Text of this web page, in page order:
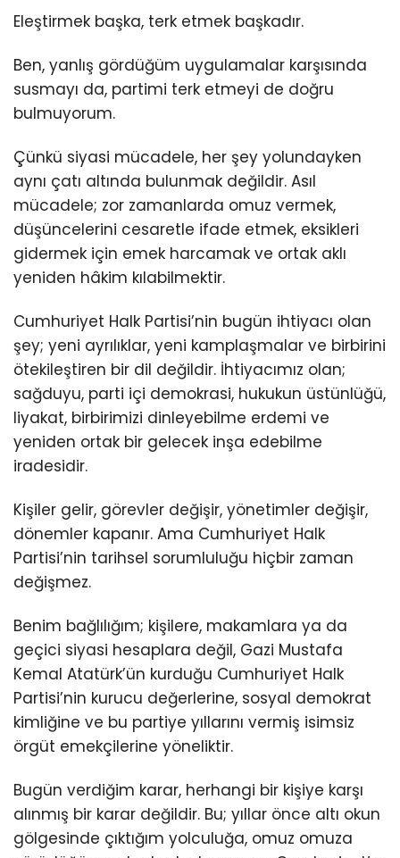
Eleştirmek başka, terk etmek başkadır.
Ben, yanlış gördüğüm uygulamalar karşısında
susmayı da, partimi terk etmeyi de doğru
bulmuyorum.
Çünkü siyasi mücadele, her şey yolundayken
aynı çatı altında bulunmak değildir. Asıl
mücadele; zor zamanlarda omuz vermek,
düşüncelerini cesaretle ifade etmek, eksikleri
gidermek için emek harcamak ve ortak aklı
yeniden hâkim kılabilmektir.
Cumhuriyet Halk Partisi’nin bugün ihtiyacı olan
şey; yeni ayrılıklar, yeni kamplaşmalar ve birbirini
ötekileştiren bir dil değildir. İhtiyacımız olan;
sağduyu, parti içi demokrasi, hukukun üstünlüğü,
liyakat, birbirimizi dinleyebilme erdemi ve
yeniden ortak bir gelecek inşa edebilme
iradesidir.
Kişiler gelir, görevler değişir, yönetimler değişir,
dönemler kapanır. Ama Cumhuriyet Halk
Partisi’nin tarihsel sorumluluğu hiçbir zaman
değişmez.
Benim bağlılığım; kişilere, makamlara ya da
geçici siyasi hesaplara değil, Gazi Mustafa
Kemal Atatürk’ün kurduğu Cumhuriyet Halk
Partisi’nin kurucu değerlerine, sosyal demokrat
kimliğine ve bu partiye yıllarını vermiş isimsiz
örgüt emekçilerine yöneliktir.
Bugün verdiğim karar, herhangi bir kişiye karşı
alınmış bir karar değildir. Bu; yıllar önce altı okun
gölgesinde çıktığım yolculuğa, omuz omuza